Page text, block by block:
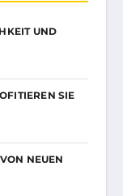
UND
SIE
NEUEN